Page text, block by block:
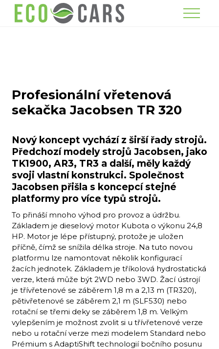
Menu
Profesionální vřetenová
sekačka Jacobsen TR 320
Nový koncept vychází z širší řady strojů.
Předchozí modely strojů Jacobsen, jako
TK1900, AR3, TR3 a další, měly každý
svoji vlastní konstrukci. Společnost
Jacobsen přišla s koncepcí stejné
platformy pro více typů strojů.
To přináší mnoho výhod pro provoz a údržbu.
Základem je dieselový motor Kubota o výkonu 24,8
HP. Motor je lépe přístupný, protože je uložen
příčně, čímž se snížila délka stroje. Na tuto novou
platformu lze namontovat několik konfigurací
žacích jednotek. Základem je tříkolová hydrostatická
verze, která může být 2WD nebo 3WD. Žací ústrojí
je třívřetenové se záběrem 1,8 m a 2,13 m (TR320),
pětivřetenové se záběrem 2,1 m (SLF530) nebo
rotační se třemi deky se záběrem 1,8 m. Velkým
vylepšením je možnost zvolit si u třívřetenové verze
nebo u rotační verze mezi modelem Standard nebo
Prémium s AdaptiShift technologií bočního posunu